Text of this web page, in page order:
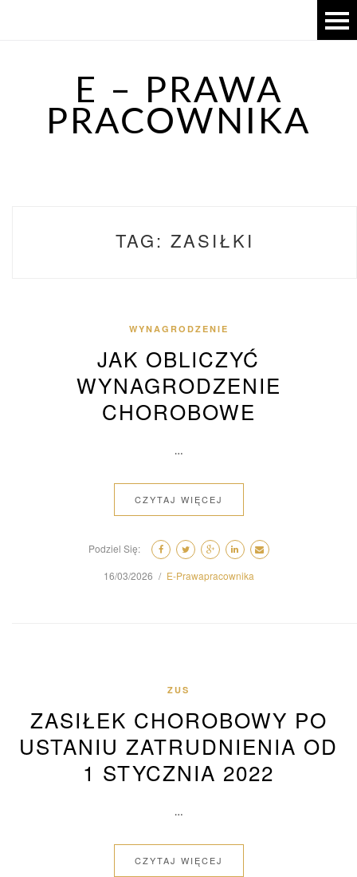
E – PRAWA
PRACOWNIKA
TAG: ZASIŁKI
WYNAGRODZENIE
JAK OBLICZYĆ
WYNAGRODZENIE
CHOROBOWE
…
CZYTAJ WIĘCEJ
Podziel Się:
16/03/2026
E-Prawapracownika
ZUS
ZASIŁEK CHOROBOWY PO
USTANIU ZATRUDNIENIA OD
1 STYCZNIA 2022
…
CZYTAJ WIĘCEJ